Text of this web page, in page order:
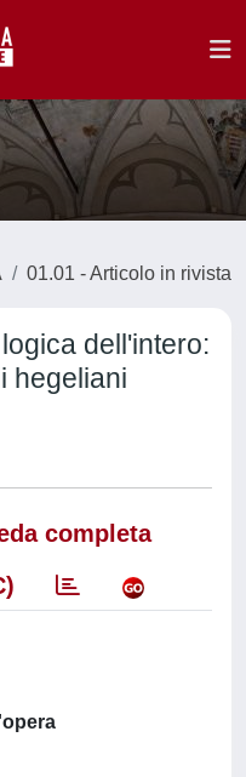
01.01 - Articolo in rivista
dell'intero:
hegeliani
completa